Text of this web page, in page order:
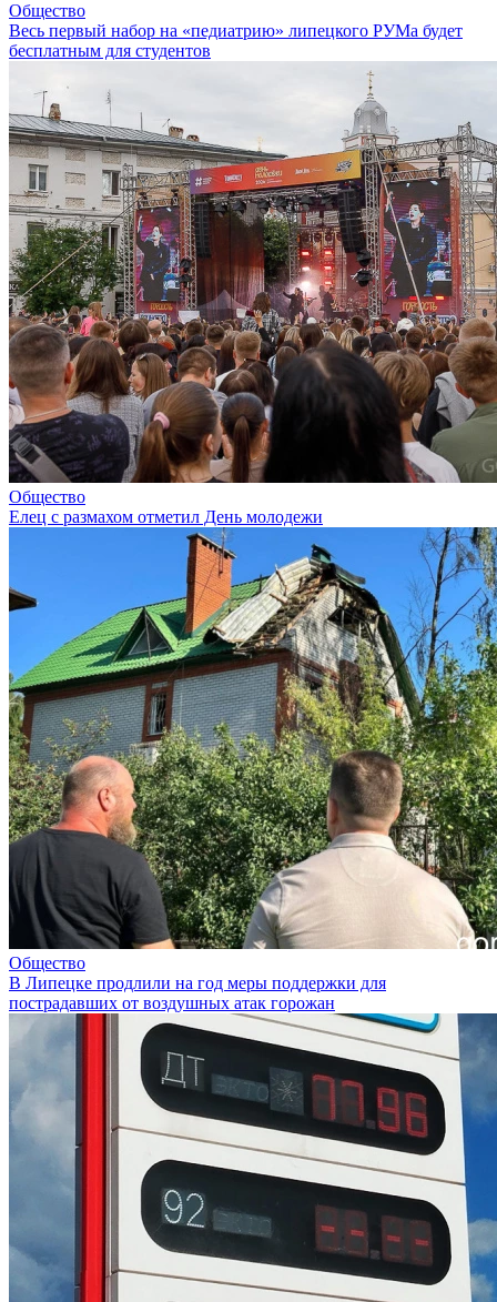
Общество
Весь первый набор на «педиатрию» липецкого РУМа будет
бесплатным для студентов
Общество
Елец с размахом отметил День молодежи
Общество
В Липецке продлили на год меры поддержки для
пострадавших от воздушных атак горожан